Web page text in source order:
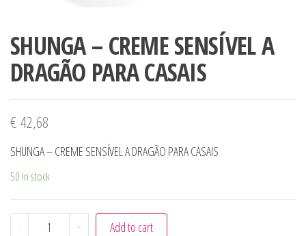
SHUNGA – CREME SENSÍVEL A
DRAGÃO PARA CASAIS
€42,68
SHUNGA – CREME SENSÍVEL A DRAGÃO PARA CASAIS
50 in stock
- SHUNGA - CREME SENSÍVEL A DRAGÃO PARA CASAIS
+ Add to cart